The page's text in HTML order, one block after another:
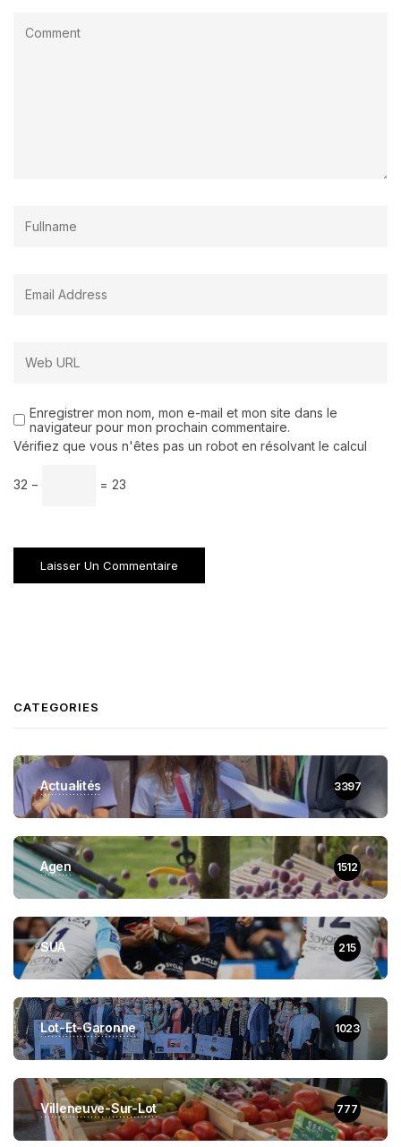
Enregistrer mon nom, mon e-mail et mon site dans le
navigateur pour mon prochain commentaire.
Vérifiez que vous n'êtes pas un robot en résolvant le calcul
32 − = 23
CATEGORIES
Actualités 3397
Agen 1512
SUA 215
Lot-Et-Garonne 1023
Villeneuve-Sur-Lot 777